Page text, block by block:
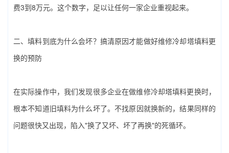
费3到8万元。这个数字，足以让任何一家企业重视起来。
二、填料到底为什么会坏？搞清原因才能做好‌维修冷却塔填料更
换‌的预防
在实际操作中，我们发现很多企业在做‌维修冷却塔填料更换‌时，
根本不知道旧填料为什么坏了。不找原因就换新的，结果同样的
问题很快又出现，陷入"换了又坏、坏了再换"的死循环。